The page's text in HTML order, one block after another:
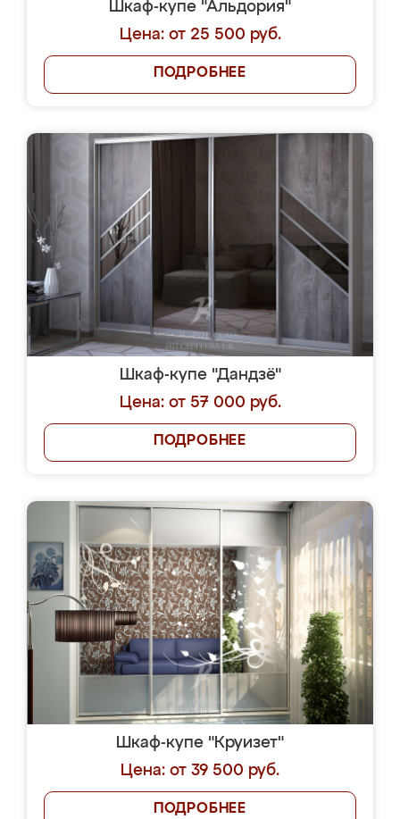
Шкаф-купе "Альдория"
Цена: от 25 500 руб.
ПОДРОБНЕЕ
Шкаф-купе "Дандзё"
Цена: от 57 000 руб.
ПОДРОБНЕЕ
Шкаф-купе "Круизет"
Цена: от 39 500 руб.
ПОДРОБНЕЕ